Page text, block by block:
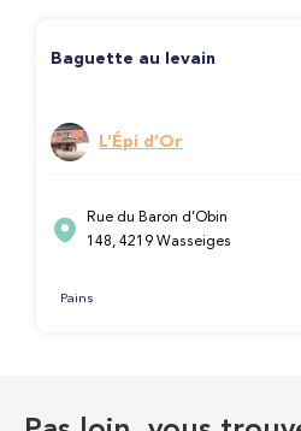
Baguette au levain
L’Épi d’Or
Rue du Baron d’Obin
148, 4219 Wasseiges
Pains